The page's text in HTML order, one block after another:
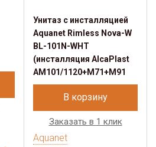
Унитаз с инсталляцией
Aquanet Rimless Nova-W
BL-101N-WHT
(инсталляция AlcaPlast
AM101/1120+M71+M91
В корзину
Заказать в 1 клик
Aquanet